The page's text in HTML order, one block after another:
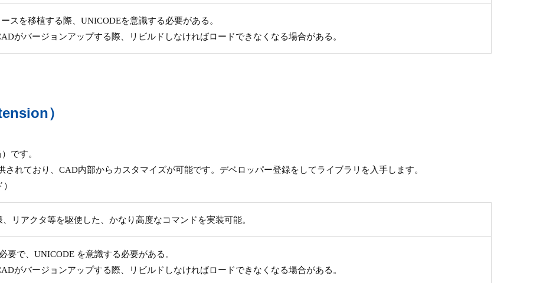
スを移植する際、UNICODEを意識する必要がある。
がバージョンアップする際、リビルドしなければロードできなくなる場合がある。
）
です。
れており、CAD内部からカスタマイズが可能です。デベロッパー登録をしてライブラリを入手します。
リアクタ等を駆使した、かなり高度なコマンドを実装可能。
要で、UNICODE を意識する必要がある。
がバージョンアップする際、リビルドしなければロードできなくなる場合がある。